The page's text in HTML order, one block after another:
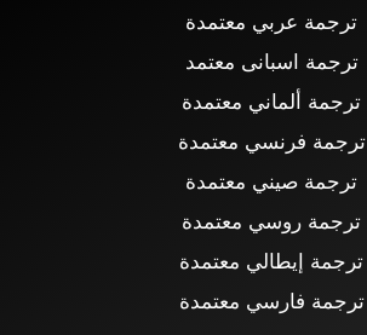
ترجمة عربي معتمدة
ترجمة اسبانى معتمد
ترجمة ألماني معتمدة
ترجمة فرنسي معتمدة
ترجمة صيني معتمدة
ترجمة روسي معتمدة
ترجمة إيطالي معتمدة
ترجمة فارسي معتمدة